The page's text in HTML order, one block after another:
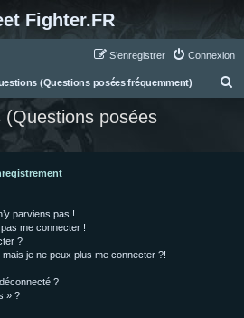
Fighter.FR
Connexion
S’enregistrer
(Questions posées fréquemment)
(Questions posées
parviens pas !
me connecter !
?
je ne peux plus me connecter ?!
?
» ?